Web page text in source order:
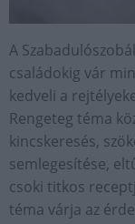
A
családokig vár
kedveli a
Rengeteg téma
kincskeresés,
semlegesítése,
csoki titkos
téma várja az